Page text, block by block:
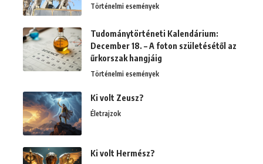
Történelmi események
Tudománytörténeti Kalendárium:
December 18. – A foton születésétől az
űrkorszak hangjáig
Történelmi események
Ki volt Zeusz?
Életrajzok
Ki volt Hermész?